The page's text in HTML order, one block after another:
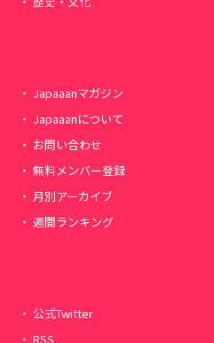
Japaaanマガジン
Japaaanについて
お問い合わせ
無料メンバー登録
月別アーカイブ
週間ランキング
公式Twitter
RSS